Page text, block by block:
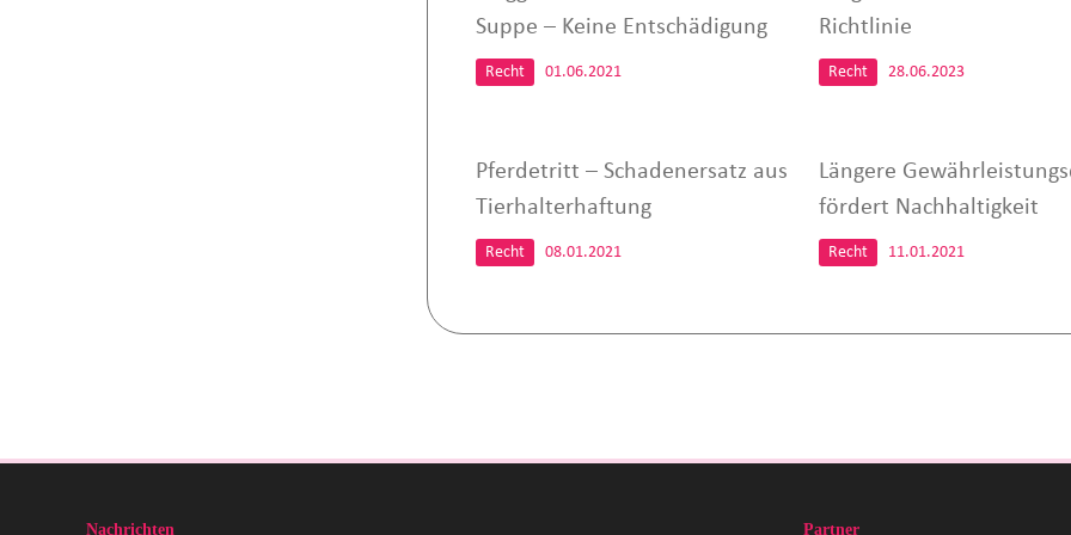
Suppe – Keine Entschädigung
Recht 01.06.2021
Richtlinie
Recht 28.06.2023
Pferdetritt – Schadenersatz aus
Tierhalterhaftung
Recht 08.01.2021
Längere
fördert Nachhaltigkeit
Recht 11.01.2021
Nachrichten Partner